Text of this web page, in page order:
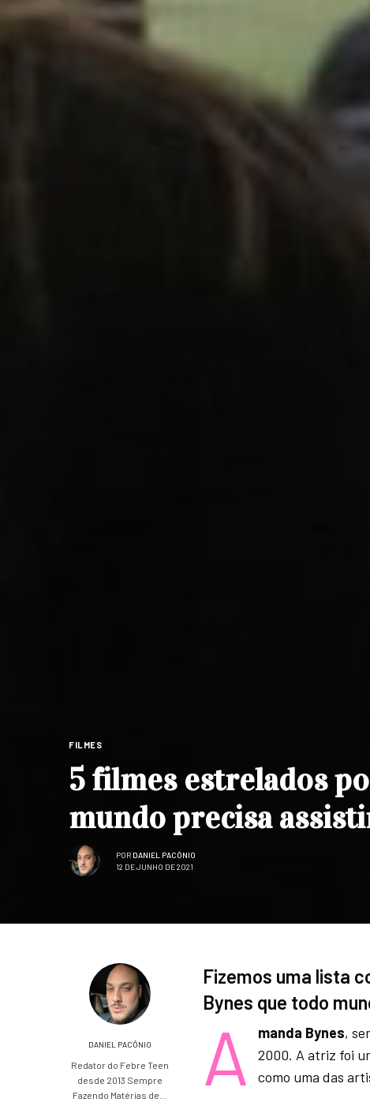
FILMES
5 filmes estrelados
mundo precisa
POR DANIEL PACÔNIO
12 DE JUNHO DE 2021
DANIEL PACÔNIO
Redator do Febre Teen
desde 2013 Sempre
Fazendo Matérias de…
Fizemos uma lista
Bynes que todo
A manda Bynes,
2000. A atriz foi
como uma das